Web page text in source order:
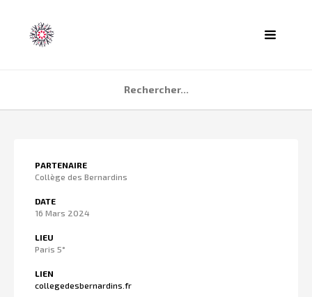
PARTENAIRE
Collège des Bernardins
DATE
16 Mars 2024
LIEU
Paris 5°
LIEN
collegedesbernardins.fr